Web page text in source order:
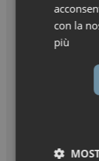
con la
più